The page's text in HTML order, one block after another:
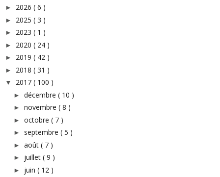
► 2026 ( 6 )
► 2025 ( 3 )
► 2023 ( 1 )
► 2020 ( 24 )
► 2019 ( 42 )
► 2018 ( 31 )
▼ 2017 ( 100 )
► décembre ( 10 )
► novembre ( 8 )
► octobre ( 7 )
► septembre ( 5 )
► août ( 7 )
► juillet ( 9 )
► juin ( 12 )